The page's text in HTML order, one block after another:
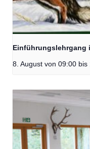
Einführungslehrgang
8. August von 09:00 bis